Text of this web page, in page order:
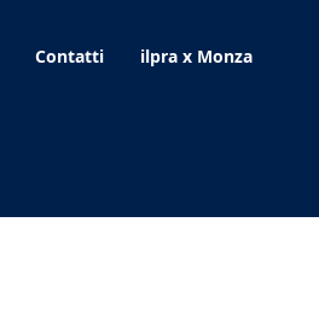
Contatti ilpra x Monza